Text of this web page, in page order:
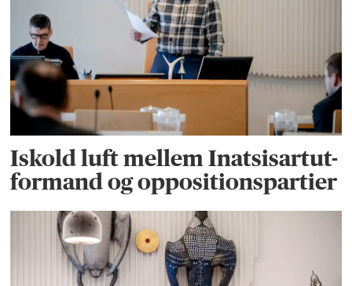
Iskold luft mellem Inatsisartut-
formand og oppositionspartier